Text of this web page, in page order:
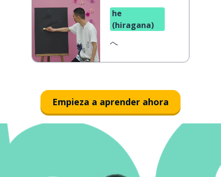
he
(hiragana)
へ
Empieza a aprender ahora